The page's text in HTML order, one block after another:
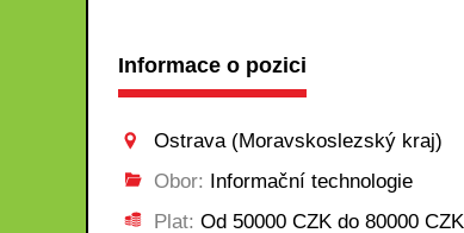
Informace o pozici
Ostrava (Moravskoslezský kraj)
Obor: Informační technologie
Plat: Od 50000 CZK do 80000 CZK